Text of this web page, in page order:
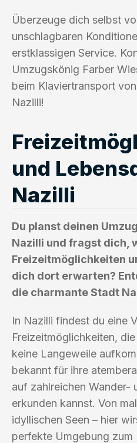
Überzeuge dich selbst
unschlagbaren
erstklassigen Service.
Umzugskönig Farber
beim Klaviertransport
Nazilli!
und
Nazilli
Du planst deinen
Nazilli und fragst dich,
Freizeitmöglichkeiten
dich dort erwarten?
die charmante Stadt
In Nazilli findest du eine
Freizeitmöglichkeiten,
keine Langeweile
bekannt für ihre
auf zahlreichen Wander-
erkunden kannst. Von
idyllischen Seen – hier
perfekte Umgebung zum